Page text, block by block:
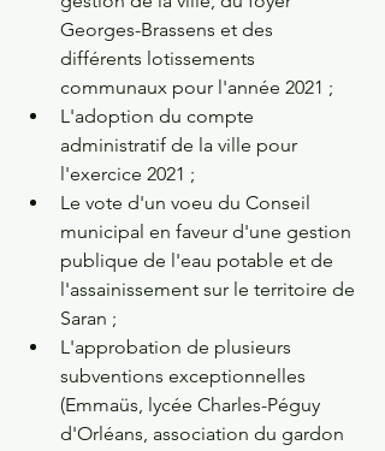
Georges-Brassens et des
différents lotissements
communaux pour l'année 2021 ;
L'adoption du compte
administratif de la ville pour
l'exercice 2021 ;
Le vote d'un voeu du Conseil
municipal en faveur d'une gestion
publique de l'eau potable et de
l'assainissement sur le territoire de
Saran ;
L'approbation de plusieurs
subventions exceptionnelles
(Emmaüs, lycée Charles-Péguy
d'Orléans, association du gardon